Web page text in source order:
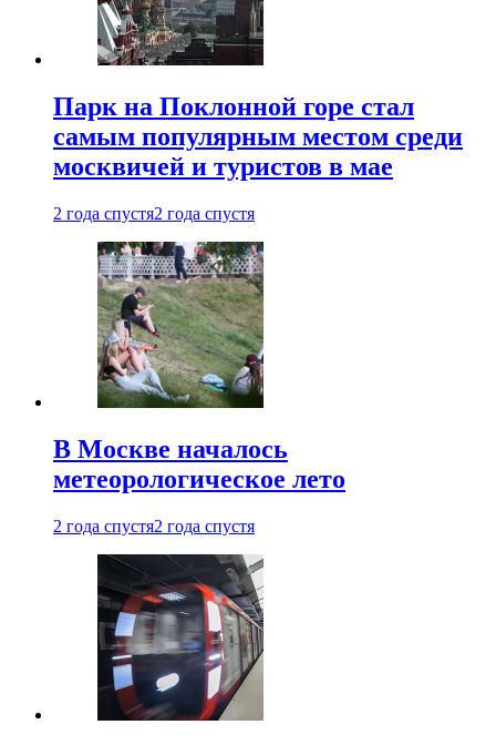
Парк на Поклонной горе стал
самым популярным местом среди
москвичей и туристов в мае
2 года спустя2 года спустя
В Москве началось
метеорологическое лето
2 года спустя2 года спустя